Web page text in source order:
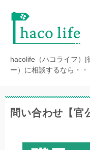
hacolife（ハコライフ）|
ー）に相談するなら・・
問い合わせ【官